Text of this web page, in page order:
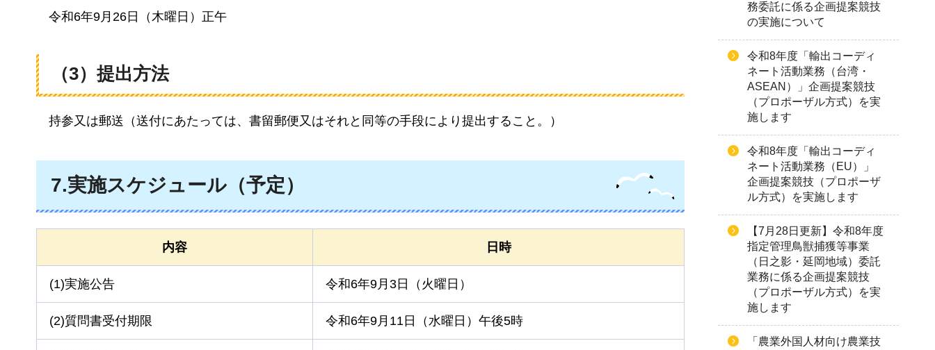
令和6年9月26日（木曜日）正午
（3）提出方法
持参又は郵送（送付にあたっては、書留郵便又はそれと同等の手段により提出すること。）
7.実施スケジュール（予定）
内容 日時
(1)実施公告 令和6年9月3日（火曜日）
(2)質問書受付期限 令和6年9月11日（水曜日）午後5時
務委託に係る企画提案競技
の実施について
令和8年度「輸出コーディ
ネート活動業務（台湾・
ASEAN）」企画提案競技
（プロポーザル方式）を実
施します
令和8年度「輸出コーディ
ネート活動業務（EU）」
企画提案競技（プロポーザ
ル方式）を実施します
【7月28日更新】令和8年度
指定管理鳥獣捕獲等事業
（日之影・延岡地域）委託
業務に係る企画提案競技
（プロポーザル方式）を実
施します
「農業外国人材向け農業技